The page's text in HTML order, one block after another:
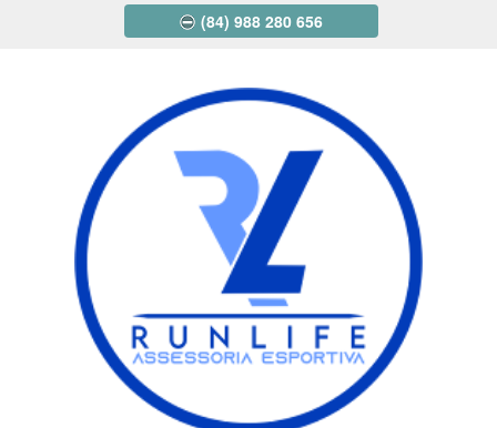
(84) 988 280 656